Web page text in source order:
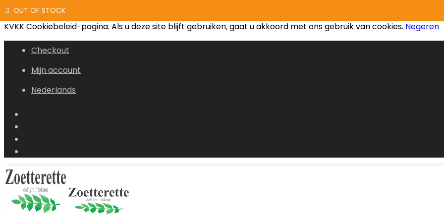
We gebruiken cookies die voldoen aan de wettelijke voorschriften om u een effectievere winkelervaring te
KVKK Cookiebeleid-pagina. Als u deze site blijft gebruiken, gaat u akkoord met ons gebruik van cookies. Negeren
Checkout
Mijn account
Nederlands
OUT OF STOCK
OUT OF STOCK
OUT OF STOCK